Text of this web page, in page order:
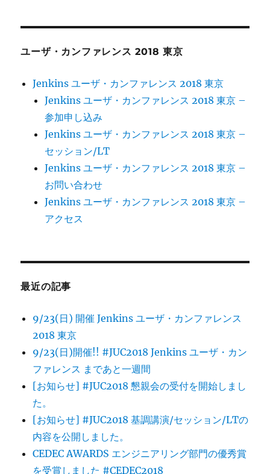
ン
ユーザ・カンファレンス 2018 東京
Jenkins ユーザ・カンファレンス 2018 東京
Jenkins ユーザ・カンファレンス 2018 東京 –
参加申し込み
Jenkins ユーザ・カンファレンス 2018 東京 –
セッション/LT
Jenkins ユーザ・カンファレンス 2018 東京 –
お問い合わせ
Jenkins ユーザ・カンファレンス 2018 東京 –
アクセス
最近の記事
9/23(日) 開催 Jenkins ユーザ・カンファレンス
2018 東京
9/23(日)開催!! #JUC2018 Jenkins ユーザ・カン
ファレンス まであと一週間
[お知らせ] #JUC2018 懇親会の受付を開始しまし
た。
[お知らせ] #JUC2018 基調講演/セッション/LTの
内容を公開しました。
CEDEC AWARDS エンジニアリング部門の優秀賞
を受賞しました #CEDEC2018